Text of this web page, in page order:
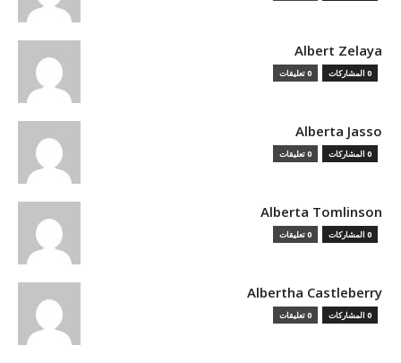
Albert Zelaya
0 المشاركات 0 تعليقات
Alberta Jasso
0 المشاركات 0 تعليقات
Alberta Tomlinson
0 المشاركات 0 تعليقات
Albertha Castleberry
0 المشاركات 0 تعليقات